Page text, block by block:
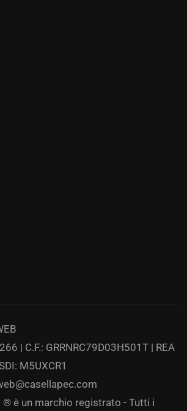
| C.F.: GRRNRC79D03H501T | REA
M5UXCR1
® è un marchio registrato - Tutti i